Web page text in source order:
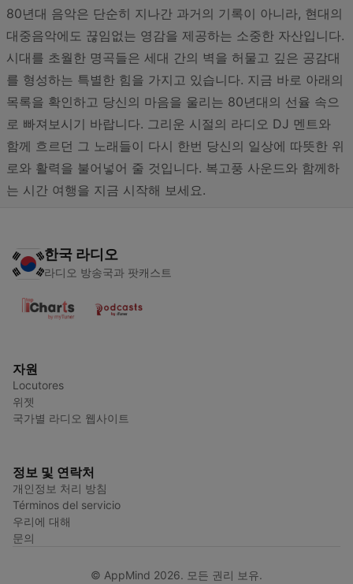
80년대 음악은 단순히 지나간 과거의 기록이 아니라, 현대의
대중음악에도 끊임없는 영감을 제공하는 소중한 자산입니다.
시대를 초월한 명곡들은 세대 간의 벽을 허물고 깊은 공감대
를 형성하는 특별한 힘을 가지고 있습니다. 지금 바로 아래의
목록을 확인하고 당신의 마음을 울리는 80년대의 선율 속으
로 빠져보시기 바랍니다. 그리운 시절의 라디오 DJ 멘트와
함께 흐르던 그 노래들이 다시 한번 당신의 일상에 따뜻한 위
로와 활력을 불어넣어 줄 것입니다. 복고풍 사운드와 함께하
는 시간 여행을 지금 시작해 보세요.
한국 라디오
라디오 방송국과 팟캐스트
자원
Locutores
위젯
국가별 라디오 웹사이트
정보 및 연락처
개인정보 처리 방침
Términos del servicio
우리에 대해
문의
© AppMind 2026. 모든 권리 보유.